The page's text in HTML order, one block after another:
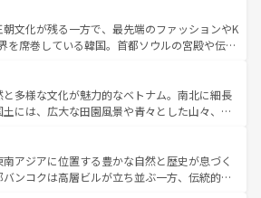
てほしい。 なお、新着のハワイ情報
ツ一覧を参照してほしい。
ィビティも充実しており、サーフィンやダイ
イキングなど、アウトドア好きにはたまらな
トラリアの多彩な魅力を存分に味わいつくそ
い。
な山岳地帯である台湾東部など、都市の喧騒
けさが共存しており、訪れる人に新しい発見と
してくれる。また、奥深い台湾の食文化も魅
評判のスイーツなど、バラエティ豊かな料理
が味わえる。 なお、新着の台湾情報は コンテンツ一覧を参
い。
朝文化が残る一方で、最先端のファッションやK
を席巻している韓国。首都ソウルの宮殿や伝統
を延ばせば四季折々の自然美を楽しむことが
して、キムチや焼肉、絶品のストリートフード
ざまな韓国料理が待っている。夜には、韓国な
れながら、韓国の多彩な魅力を心ゆくまで味
わってみてほしい。 なお、新着の韓国情報はコンテンツ一
てほしい。
と多様な文化が魅力的なベトナム。南北に細長
土には、広大な田園風景や青々とした山々、世
共に伝統が息づく。ハノイの古い町並みやホ
のフランス統治時代の建物も、独特の雰囲気を
いる。また、バラエティの豊かさとおいしさで
南アジアに位置する豊かな自然と歴史が息づく
バンコクは高層ビルが立ち並ぶ一方、伝統的な